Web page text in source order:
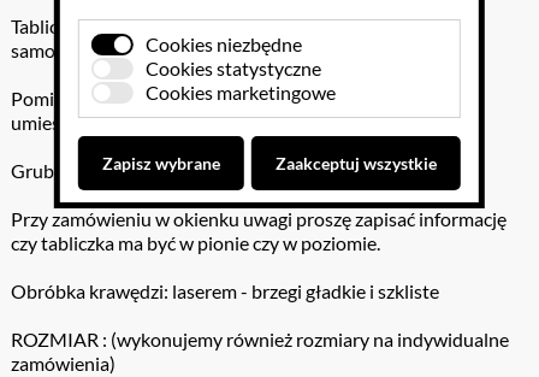
Tabliczka na informacyjna wykonana z Plexi z taśmą
samoprzylepną .
Pomiędzy plexą znajduje się cięnka przestrzeń w której
umieszczamy kartkę papieru z informacją .
Grubość plexi: 1,5mm
Przy zamówieniu w okienku uwagi proszę zapisać informację
czy tabliczka ma być w pionie czy w poziomie.
Obróbka krawędzi: laserem - brzegi gładkie i szkliste
ROZMIAR : (wykonujemy również rozmiary na indywidualne
zamówienia)
Cookies niezbędne
Cookies statystyczne
Cookies marketingowe
Zapisz wybrane Zaakceptuj wszystkie